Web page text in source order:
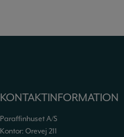
KONTAKTINFORMATION
Paraffinhuset A/S
Kontor: Orevej 211